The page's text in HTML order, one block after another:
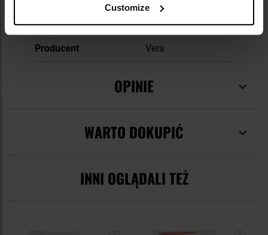
Customize5907049002321
Kod producenta
0
Producent
Vera
OPINIE
WARTO DOKUPIĆ
INNI OGLĄDALI TEŻ